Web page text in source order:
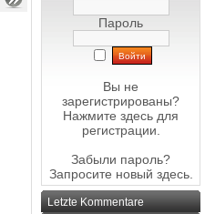
Пароль
Вы не
зарегистрированы?
Нажмите здесь для
регистрации.
Забыли пароль?
Запросите новый здесь.
Letzte Kommentare